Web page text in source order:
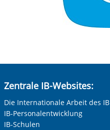
Zentrale IB-Websites:
Die Internationale Arbeit des IB
IB-Personalentwicklung
IB-Schulen